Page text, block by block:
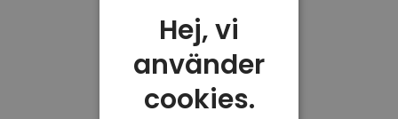
Hej, vi
använder
cookies.